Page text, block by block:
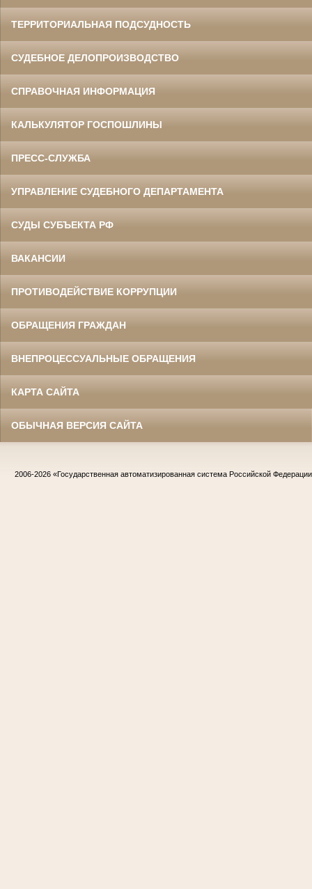
ТЕРРИТОРИАЛЬНАЯ ПОДСУДНОСТЬ
СУДЕБНОЕ ДЕЛОПРОИЗВОДСТВО
СПРАВОЧНАЯ ИНФОРМАЦИЯ
КАЛЬКУЛЯТОР ГОСПОШЛИНЫ
ПРЕСС-СЛУЖБА
УПРАВЛЕНИЕ СУДЕБНОГО ДЕПАРТАМЕНТА
СУДЫ СУБЪЕКТА РФ
ВАКАНСИИ
ПРОТИВОДЕЙСТВИЕ КОРРУПЦИИ
ОБРАЩЕНИЯ ГРАЖДАН
ВНЕПРОЦЕССУАЛЬНЫЕ ОБРАЩЕНИЯ
КАРТА САЙТА
ОБЫЧНАЯ ВЕРСИЯ САЙТА
2006-2026 «Государственная автоматизированная система Российской